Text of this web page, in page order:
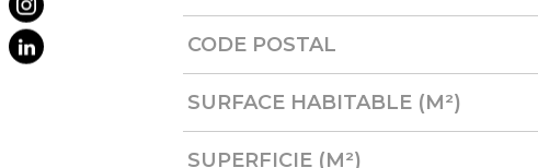
CODE POSTAL
SURFACE HABITABLE (M²)
SUPERFICIE (M²)